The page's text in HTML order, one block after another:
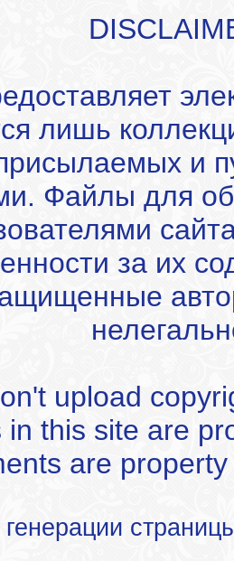
лишь
и
Файлы для
за их
upload
this site are
are